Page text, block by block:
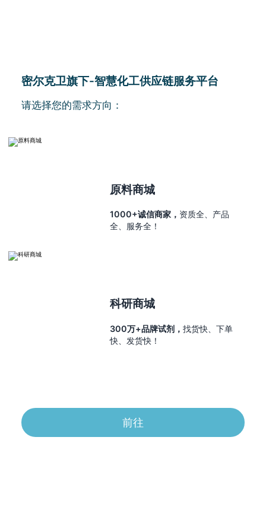
密尔克卫旗下-智慧化工供应链服务平台
请选择您的需求方向：
原料商城
1000+诚信商家， 资质全、产品
全、服务全！
科研商城
300万+品牌试剂，找货快、下单
快、发货快！
前往